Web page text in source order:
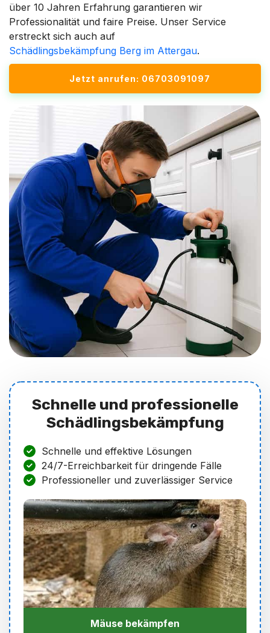
über 10 Jahren Erfahrung garantieren wir
Professionalität und faire Preise. Unser Service
erstreckt sich auch auf
Schädlingsbekämpfung Berg im Attergau.
Jetzt anrufen: 06703091097
Schnelle und professionelle
Schädlingsbekämpfung
Schnelle und effektive Lösungen
24/7-Erreichbarkeit für dringende Fälle
Professioneller und zuverlässiger Service
Mäuse bekämpfen